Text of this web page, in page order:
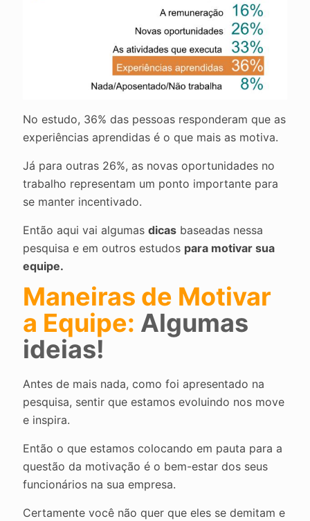
No estudo, 36% das pessoas responderam que as
experiências aprendidas é o que mais as motiva.
Já para outras 26%, as novas oportunidades no
trabalho representam um ponto importante para
se manter incentivado.
Então aqui vai algumas dicas baseadas nessa
pesquisa e em outros estudos para motivar sua
equipe.
Maneiras de Motivar
a Equipe: Algumas
ideias!
Antes de mais nada, como foi apresentado na
pesquisa, sentir que estamos evoluindo nos move
e inspira.
Então o que estamos colocando em pauta para a
questão da motivação é o bem-estar dos seus
funcionários na sua empresa.
Certamente você não quer que eles se demitam e